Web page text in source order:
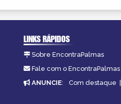
LINKS RÁPIDOS
Sobre EncontraPalmas
Fale com o EncontraPalmas
ANUNCIE: Com destaque |